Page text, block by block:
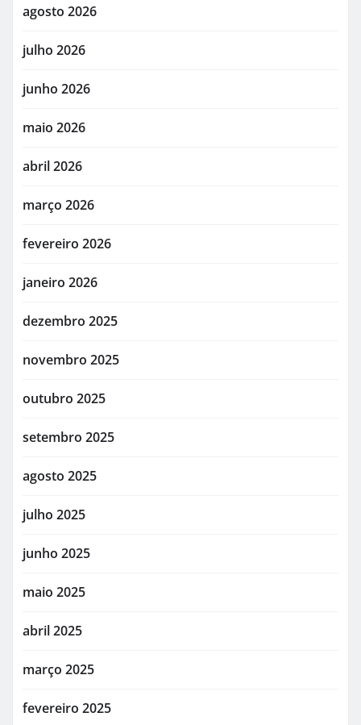
agosto 2026
julho 2026
junho 2026
maio 2026
abril 2026
março 2026
fevereiro 2026
janeiro 2026
dezembro 2025
novembro 2025
outubro 2025
setembro 2025
agosto 2025
julho 2025
junho 2025
maio 2025
abril 2025
março 2025
fevereiro 2025